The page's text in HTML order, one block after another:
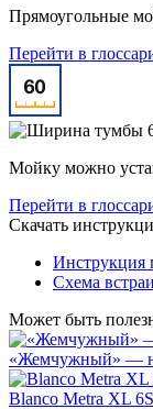
Прямоугольные
Перейти в
Мойку можно
Перейти в
Скачать
Инструкция
Схема
Может быть
«Жемчужный» —
Blanco Metra XL 6S